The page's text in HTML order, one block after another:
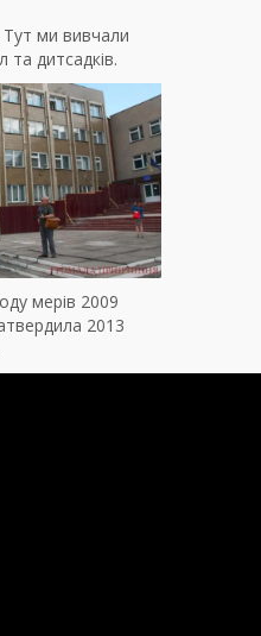
Тут ми вивчали
та дитсадків.
мерів 2009
2013